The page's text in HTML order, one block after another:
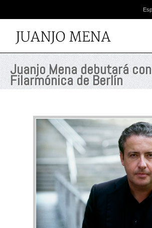
Juanjo Mena debutará
Filarmónica de Berlín